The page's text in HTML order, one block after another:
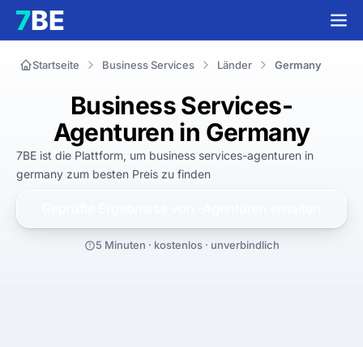
Startseite Business Services Länder Germany
Business Services-
Agenturen in Germany
7BE ist die Plattform, um business services-agenturen in
germany zum besten Preis zu finden
5 Minuten · kostenlos · unverbindlich